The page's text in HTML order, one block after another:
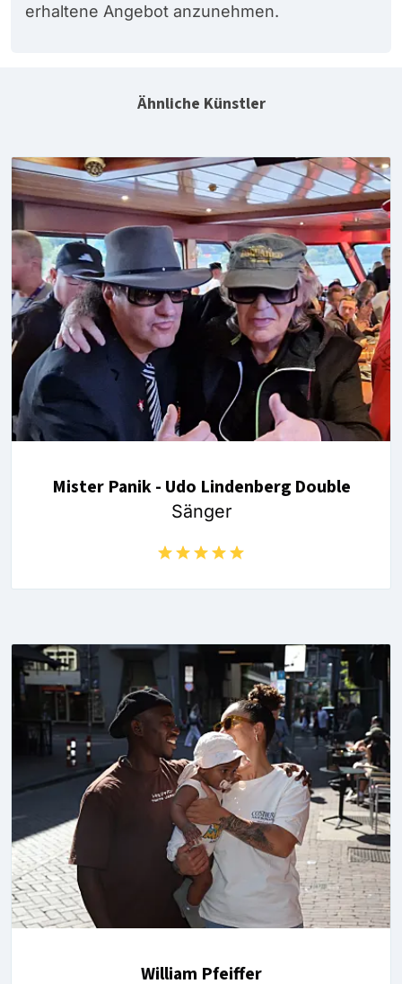
erhaltene Angebot anzunehmen.
Ähnliche Künstler
Mister Panik - Udo Lindenberg Double
Sänger
William Pfeiffer